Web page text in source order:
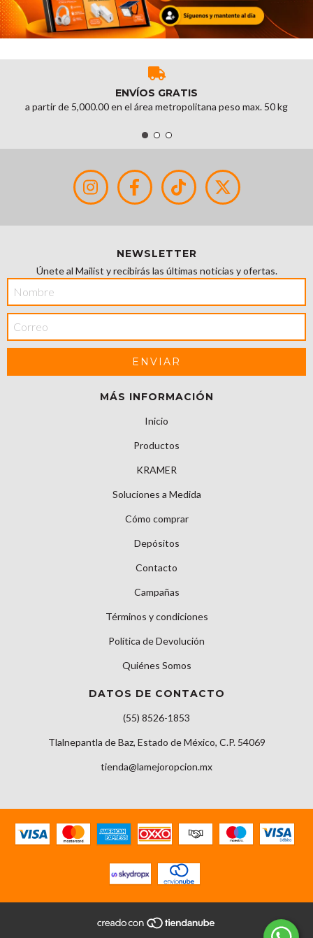
ENVÍOS GRATIS
a partir de 5,000.00 en el área metropolitana peso max. 50 kg
NEWSLETTER
Únete al Mailist y recibirás las últimas noticias y ofertas.
MÁS INFORMACIÓN
Inicio
Productos
KRAMER
Soluciones a Medida
Cómo comprar
Depósitos
Contacto
Campañas
Términos y condiciones
Política de Devolución
Quiénes Somos
DATOS DE CONTACTO
(55) 8526-1853
Tlalnepantla de Baz, Estado de México, C.P. 54069
tienda@lamejoropcion.mx